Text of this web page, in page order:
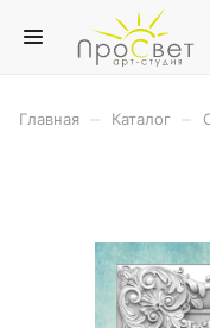
Главная Каталог